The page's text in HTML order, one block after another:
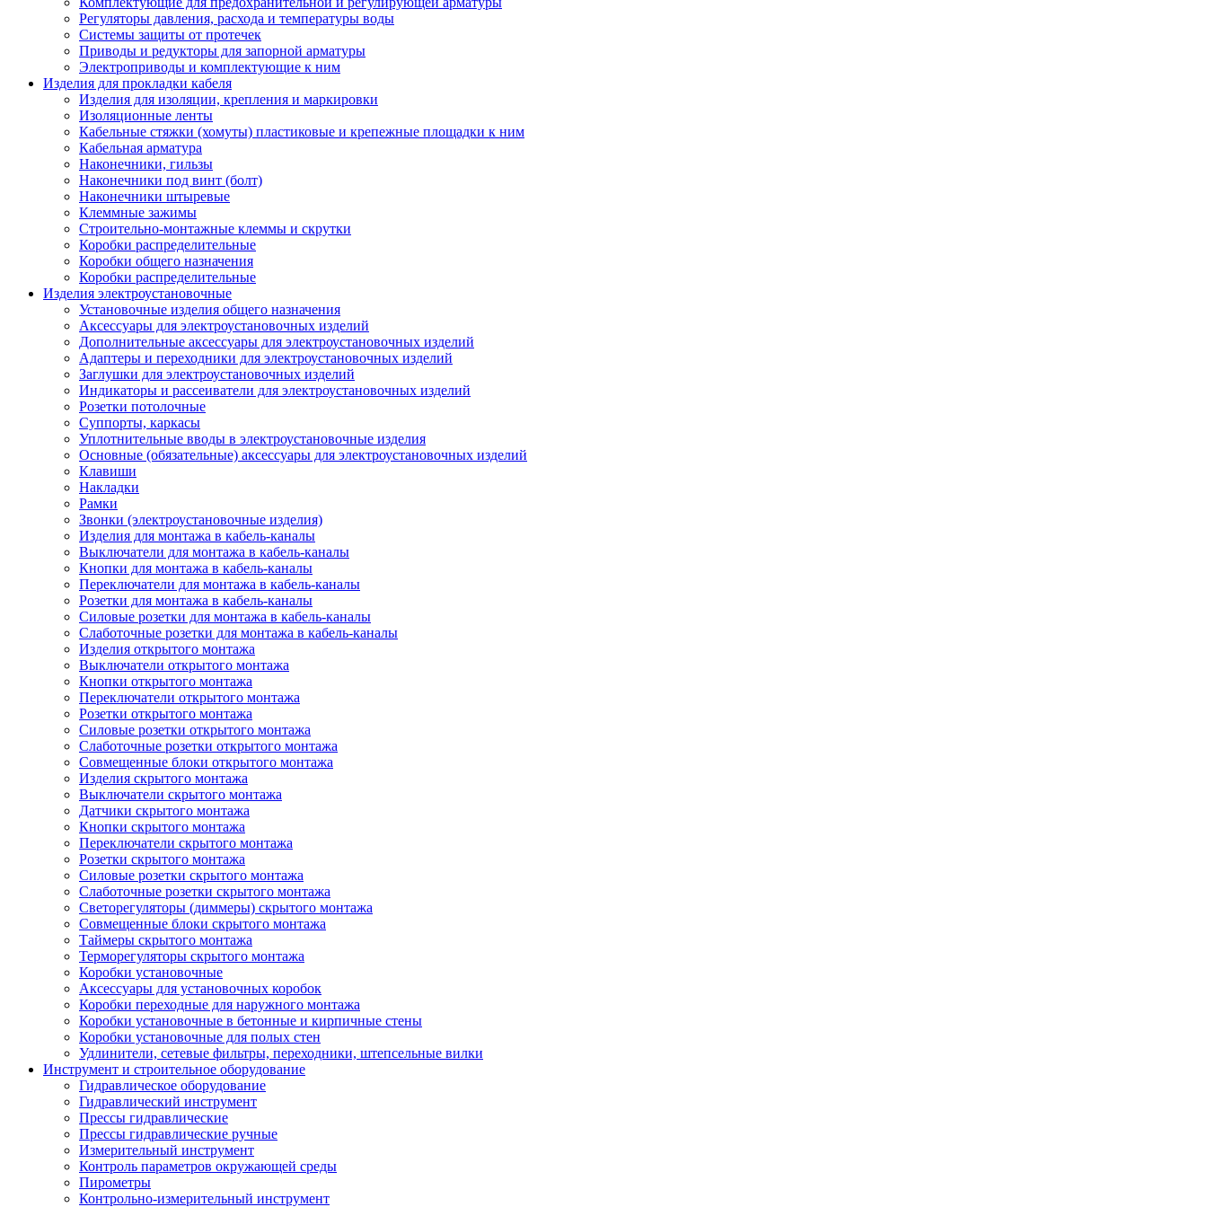
Регуляторы давления, расхода и температуры воды
Системы защиты от протечек
Приводы и редукторы для запорной арматуры
Электроприводы и комплектующие к ним
Изделия для прокладки кабеля
Изделия для изоляции, крепления и маркировки
Изоляционные ленты
Кабельные стяжки (хомуты) пластиковые и крепежные площадки к ним
Кабельная арматура
Наконечники, гильзы
Наконечники под винт (болт)
Наконечники штыревые
Клеммные зажимы
Строительно-монтажные клеммы и скрутки
Коробки распределительные
Коробки общего назначения
Коробки распределительные
Изделия электроустановочные
Установочные изделия общего назначения
Аксессуары для электроустановочных изделий
Дополнительные аксессуары для электроустановочных изделий
Адаптеры и переходники для электроустановочных изделий
Заглушки для электроустановочных изделий
Индикаторы и рассеиватели для электроустановочных изделий
Розетки потолочные
Суппорты, каркасы
Уплотнительные вводы в электроустановочные изделия
Основные (обязательные) аксессуары для электроустановочных изделий
Клавиши
Накладки
Рамки
Звонки (электроустановочные изделия)
Изделия для монтажа в кабель-каналы
Выключатели для монтажа в кабель-каналы
Кнопки для монтажа в кабель-каналы
Переключатели для монтажа в кабель-каналы
Розетки для монтажа в кабель-каналы
Силовые розетки для монтажа в кабель-каналы
Слаботочные розетки для монтажа в кабель-каналы
Изделия открытого монтажа
Выключатели открытого монтажа
Кнопки открытого монтажа
Переключатели открытого монтажа
Розетки открытого монтажа
Силовые розетки открытого монтажа
Слаботочные розетки открытого монтажа
Совмещенные блоки открытого монтажа
Изделия скрытого монтажа
Выключатели скрытого монтажа
Датчики скрытого монтажа
Кнопки скрытого монтажа
Переключатели скрытого монтажа
Розетки скрытого монтажа
Силовые розетки скрытого монтажа
Слаботочные розетки скрытого монтажа
Светорегуляторы (диммеры) скрытого монтажа
Совмещенные блоки скрытого монтажа
Таймеры скрытого монтажа
Терморегуляторы скрытого монтажа
Коробки установочные
Аксессуары для установочных коробок
Коробки переходные для наружного монтажа
Коробки установочные в бетонные и кирпичные стены
Коробки установочные для полых стен
Удлинители, сетевые фильтры, переходники, штепсельные вилки
Инструмент и строительное оборудование
Гидравлическое оборудование
Гидравлический инструмент
Прессы гидравлические
Прессы гидравлические ручные
Измерительный инструмент
Контроль параметров окружающей среды
Пирометры
Контрольно-измерительный инструмент